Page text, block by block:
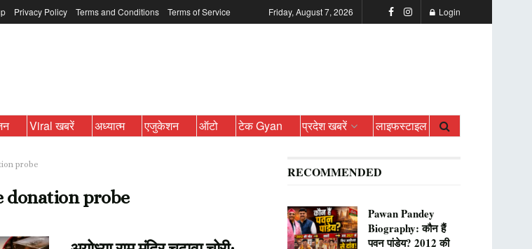
Privacy Policy Terms and Conditions Terms of Service Friday, August 7, 2026 Login
Viral खबरें अध्यात्म एजुकेशन ऑटो टेक Gyan प्रदेश खबरें लाइफस्टाइल
probe
donation probe
RECOMMENDED
Pawan Pandey
Biography: कौन हैं
पवन पांडेय? 2012 की